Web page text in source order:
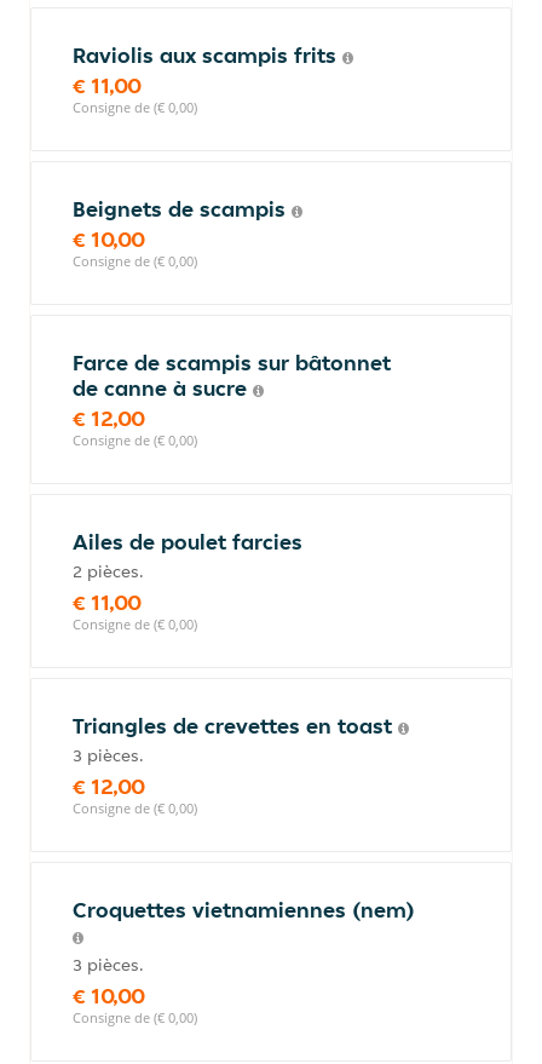
Raviolis aux scampis frits
€ 11,00
Consigne de (€ 0,00)
Beignets de scampis
€ 10,00
Consigne de (€ 0,00)
Farce de scampis sur bâtonnet
de canne à sucre
€ 12,00
Consigne de (€ 0,00)
Ailes de poulet farcies
2 pièces.
€ 11,00
Consigne de (€ 0,00)
Triangles de crevettes en toast
3 pièces.
€ 12,00
Consigne de (€ 0,00)
Croquettes vietnamiennes (nem)
3 pièces.
€ 10,00
Consigne de (€ 0,00)